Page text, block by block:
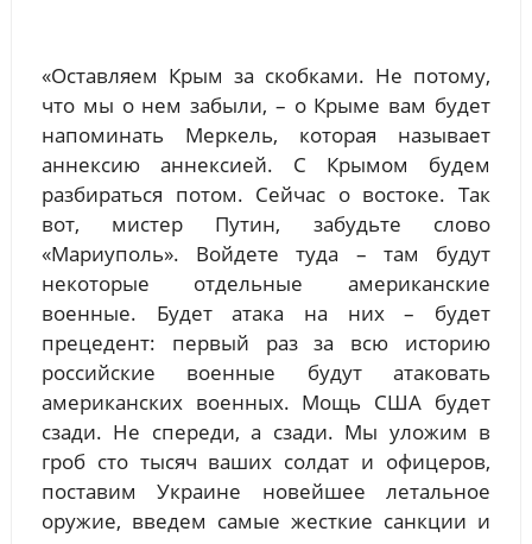
«Оставляем Крым за скобками. Не потому,
что мы о нем забыли, – о Крыме вам будет
напоминать Меркель, которая называет
аннексию аннексией. С Крымом будем
разбираться потом. Сейчас о востоке. Так
вот, мистер Путин, забудьте слово
«Мариуполь». Войдете туда – там будут
некоторые отдельные американские
военные. Будет атака на них – будет
прецедент: первый раз за всю историю
российские военные будут атаковать
американских военных. Мощь США будет
сзади. Не спереди, а сзади. Мы уложим в
гроб сто тысяч ваших солдат и офицеров,
поставим Украине новейшее летальное
оружие, введем самые жесткие санкции и